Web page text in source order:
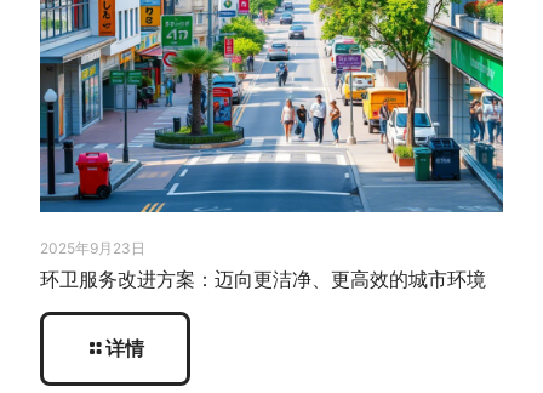
2025年9月23日
环卫服务改进方案：迈向更洁净、更高效的城市环境
详情